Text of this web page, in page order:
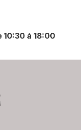
à 18:00